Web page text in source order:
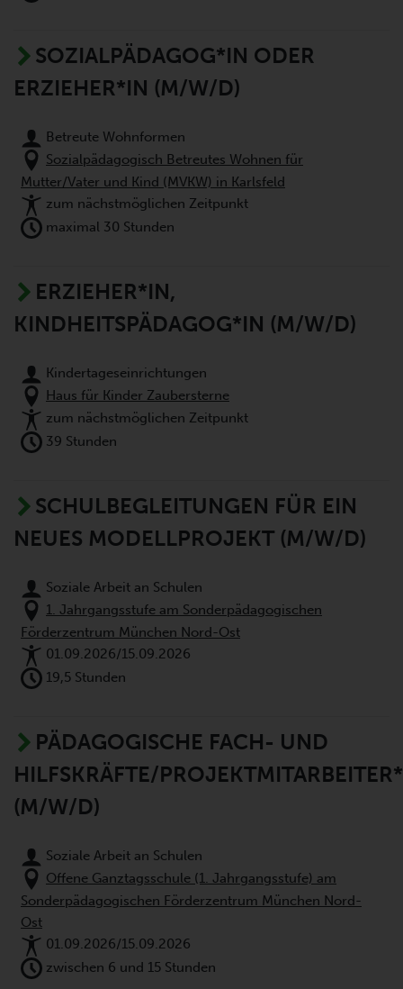
SOZIALPÄDAGOG*IN ODER
ERZIEHER*IN (M/W/D)
Betreute Wohnformen
Sozialpädagogisch Betreutes Wohnen für
Mutter/Vater und Kind (MVKW) in Karlsfeld
zum nächstmöglichen Zeitpunkt
maximal 30 Stunden
ERZIEHER*IN,
KINDHEITSPÄDAGOG*IN (M/W/D)
Kindertageseinrichtungen
Haus für Kinder Zaubersterne
zum nächstmöglichen Zeitpunkt
39 Stunden
SCHULBEGLEITUNGEN FÜR EIN
NEUES MODELLPROJEKT (M/W/D)
Soziale Arbeit an Schulen
1. Jahrgangsstufe am Sonderpädagogischen
Förderzentrum München Nord-Ost
01.09.2026/15.09.2026
19,5 Stunden
PÄDAGOGISCHE FACH- UND
HILFSKRÄFTE/
(M/W/D)
Soziale Arbeit an Schulen
Offene Ganztagsschule (1. Jahrgangsstufe) am
Sonderpädagogischen Förderzentrum München Nord-
Ost
01.09.2026/15.09.2026
zwischen 6 und 15 Stunden